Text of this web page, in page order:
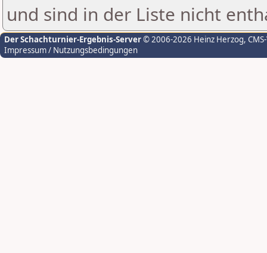
und sind in der Liste nicht
Der Schachturnier-Ergebnis-Server© 2006-2026 Heinz Herzog,
Impressum / Nutzungsbedingungen